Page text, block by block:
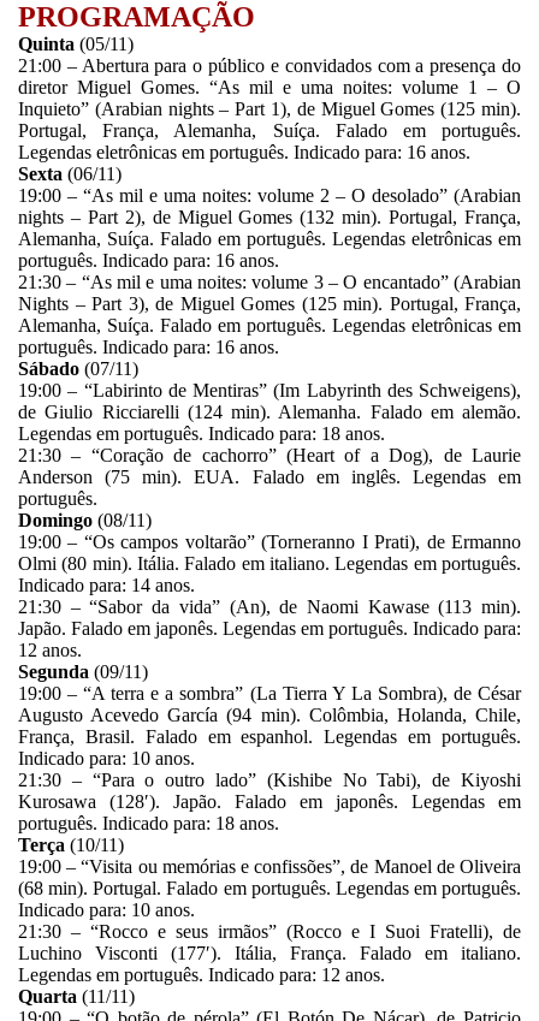
PROGRAMAÇÃO
Quinta (05/11)
21:00 – Abertura para o público e convidados com a presença do
diretor Miguel Gomes. “As mil e uma noites: volume 1 – O
Inquieto” (Arabian nights – Part 1), de Miguel Gomes (125 min).
Portugal, França, Alemanha, Suíça. Falado em português.
Legendas eletrônicas em português. Indicado para: 16 anos.
Sexta (06/11)
19:00 – “As mil e uma noites: volume 2 – O desolado” (Arabian
nights – Part 2), de Miguel Gomes (132 min). Portugal, França,
Alemanha, Suíça. Falado em português. Legendas eletrônicas em
português. Indicado para: 16 anos.
21:30 – “As mil e uma noites: volume 3 – O encantado” (Arabian
Nights – Part 3), de Miguel Gomes (125 min). Portugal, França,
Alemanha, Suíça. Falado em português. Legendas eletrônicas em
português. Indicado para: 16 anos.
Sábado (07/11)
19:00 – “Labirinto de Mentiras” (Im Labyrinth des Schweigens),
de Giulio Ricciarelli (124 min). Alemanha. Falado em alemão.
Legendas em português. Indicado para: 18 anos.
21:30 – “Coração de cachorro” (Heart of a Dog), de Laurie
Anderson (75 min). EUA. Falado em inglês. Legendas em
português.
Domingo (08/11)
19:00 – “Os campos voltarão” (Torneranno I Prati), de Ermanno
Olmi (80 min). Itália. Falado em italiano. Legendas em português.
Indicado para: 14 anos.
21:30 – “Sabor da vida” (An), de Naomi Kawase (113 min).
Japão. Falado em japonês. Legendas em português. Indicado para:
12 anos.
Segunda (09/11)
19:00 – “A terra e a sombra” (La Tierra Y La Sombra), de César
Augusto Acevedo García (94 min). Colômbia, Holanda, Chile,
França, Brasil. Falado em espanhol. Legendas em português.
Indicado para: 10 anos.
21:30 – “Para o outro lado” (Kishibe No Tabi), de Kiyoshi
Kurosawa (128′). Japão. Falado em japonês. Legendas em
português. Indicado para: 18 anos.
Terça (10/11)
19:00 – “Visita ou memórias e confissões”, de Manoel de Oliveira
(68 min). Portugal. Falado em português. Legendas em português.
Indicado para: 10 anos.
21:30 – “Rocco e seus irmãos” (Rocco e I Suoi Fratelli), de
Luchino Visconti (177′). Itália, França. Falado em italiano.
Legendas em português. Indicado para: 12 anos.
Quarta (11/11)